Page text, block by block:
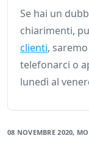
Se hai un
chiarimenti,
clienti,
telefonarci o
lunedì al
08 NOVEMBRE 2020,